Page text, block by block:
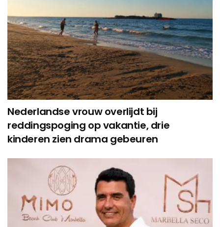
Nederlandse vrouw overlijdt bij
reddingspoging op vakantie, drie
kinderen zien drama gebeuren